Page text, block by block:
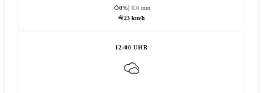
0%
0.0 mm
23 km/h
12:00 UHR